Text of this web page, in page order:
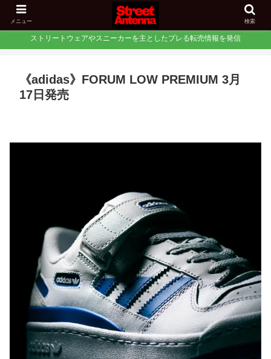
ストリートウェアやスニーカーを主としたプレる転売情報を発信
《adidas》FORUM LOW PREMIUM 3月
17日発売
メニュー 検索